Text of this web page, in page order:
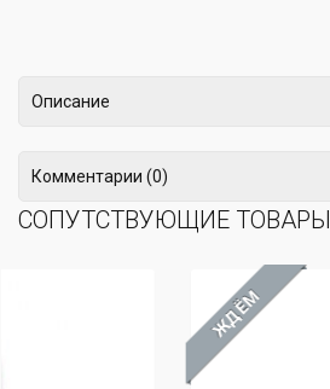
Описание
Комментарии (0)
СОПУТСТВУЮЩИЕ ТОВАРЫ